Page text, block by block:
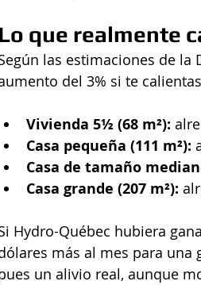
Lo que realmente
las estimaciones de la
del 3% si te
Vivienda 5½ (68 m²):
Casa pequeña (111 m²):
Casa de tamaño
Casa grande (207 m²):
Hydro-Québec hubiera
más al mes para
un alivio real, aunque